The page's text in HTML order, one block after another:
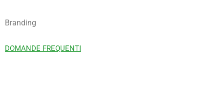
Branding
DOMANDE FREQUENTI